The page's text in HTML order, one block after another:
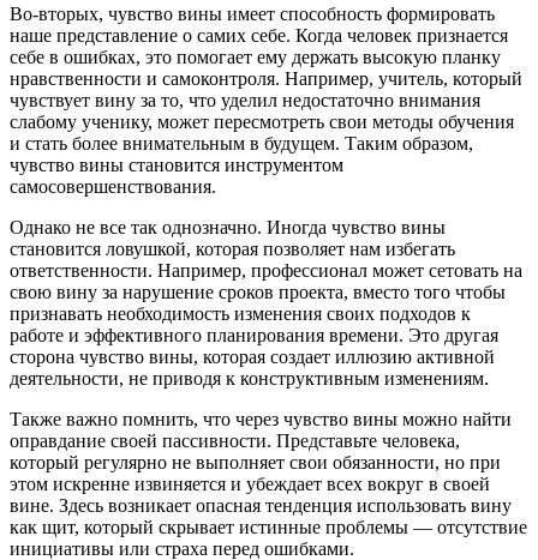
Во-вторых, чувство вины имеет способность формировать
наше представление о самих себе. Когда человек признается
себе в ошибках, это помогает ему держать высокую планку
нравственности и самоконтроля. Например, учитель, который
чувствует вину за то, что уделил недостаточно внимания
слабому ученику, может пересмотреть свои методы обучения
и стать более внимательным в будущем. Таким образом,
чувство вины становится инструментом
самосовершенствования.
Однако не все так однозначно. Иногда чувство вины
становится ловушкой, которая позволяет нам избегать
ответственности. Например, профессионал может сетовать на
свою вину за нарушение сроков проекта, вместо того чтобы
признавать необходимость изменения своих подходов к
работе и эффективного планирования времени. Это другая
сторона чувство вины, которая создает иллюзию активной
деятельности, не приводя к конструктивным изменениям.
Также важно помнить, что через чувство вины можно найти
оправдание своей пассивности. Представьте человека,
который регулярно не выполняет свои обязанности, но при
этом искренне извиняется и убеждает всех вокруг в своей
вине. Здесь возникает опасная тенденция использовать вину
как щит, который скрывает истинные проблемы — отсутствие
инициативы или страха перед ошибками.